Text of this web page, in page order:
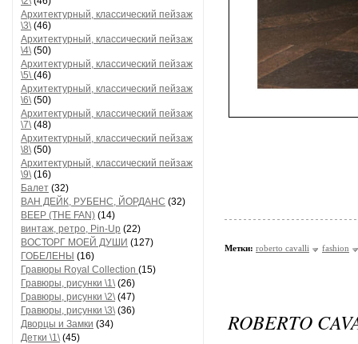
Архитектурный, классический пейзаж
\3\(46)
Архитектурный, классический пейзаж
\4\(50)
Архитектурный, классический пейзаж
\5\(46)
Архитектурный, классический пейзаж
\6\(50)
Архитектурный, классический пейзаж
\7\(48)
Архитектурный, классический пейзаж
\8\(50)
Архитектурный, классический пейзаж
\9\(16)
Балет (32)
ВАН ДЕЙК, РУБЕНС, ЙОРДАНС (32)
ВЕЕР (THE FAN) (14)
винтаж, ретро, Pin-Up (22)
ВОСТОРГ МОЕЙ ДУШИ (127)
ГОБЕЛЕНЫ (16)
Гравюры Royal Collection (15)
Гравюры, рисунки \1\(26)
Гравюры, рисунки \2\(47)
Гравюры, рисунки \3\(36)
Дворцы и Замки (34)
Детки \1\(45)
Метки: roberto cavalli fashion
ROBERTO